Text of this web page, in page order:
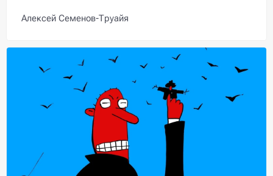
Алексей Семенов-Труайя